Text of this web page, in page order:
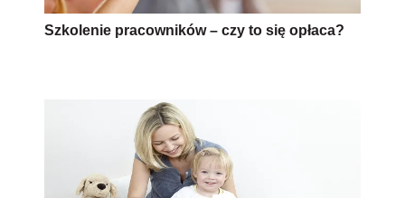
Szkolenie pracowników – czy to się opłaca?